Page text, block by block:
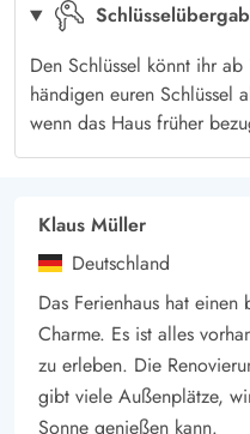
Den Schlüssel könnt ihr
händigen euren Schlüssel
wenn das Haus früher
Klaus Müller
Deutschland
Das Ferienhaus hat
Charme. Es ist alles
zu erleben. Die
gibt viele Außenplätze,
Sonne genießen kann.